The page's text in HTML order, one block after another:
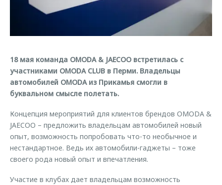
Страхование
Одежда и сувениры
Оригинальные аксессуары
Запчасти
Трейд-ин
Калькулятор трейд-ин
Дополнительная техническая поддержка
Клиентская поддержка
O&J Автоклуб
Клуб владельцев OMODA
Приложение O&J
Аксессуары
Одежда и сувениры
Оригинальные аксессуары
Запчасти
Обратная связь
18 мая команда OMODA & JAECOO встретилась с
участниками OMODA CLUB в Перми. Владельцы
автомобилей OMODA из Прикамья смогли в
буквальном смысле полетать.
Концепция мероприятий для клиентов брендов OMODA &
JAECOO – предложить владельцам автомобилей новый
опыт, возможность попробовать что-то необычное и
нестандартное. Ведь их автомобили-гаджеты – тоже
своего рода новый опыт и впечатления.
Участие в клубах дает владельцам возможность